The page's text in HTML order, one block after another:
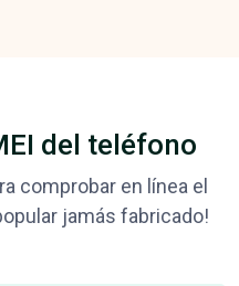
del teléfono
comprobar en línea el
jamás fabricado!